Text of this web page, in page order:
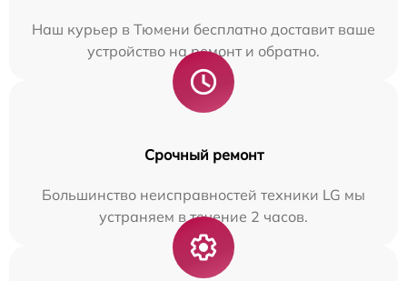
Наш курьер в Тюмени бесплатно доставит ваше
устройство на ремонт и обратно.
Срочный ремонт
Большинство неисправностей техники LG мы
устраняем в течение 2 часов.